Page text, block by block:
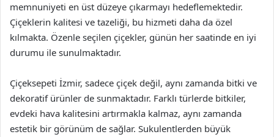
memnuniyeti en üst düzeye çıkarmayı hedeflemektedir.
Çiçeklerin kalitesi ve tazeliği, bu hizmeti daha da özel
kılmakta. Özenle seçilen çiçekler, günün her saatinde en iyi
durumu ile sunulmaktadır.
Çiçeksepeti İzmir, sadece çiçek değil, aynı zamanda bitki ve
dekoratif ürünler de sunmaktadır. Farklı türlerde bitkiler,
evdeki hava kalitesini artırmakla kalmaz, aynı zamanda
estetik bir görünüm de sağlar. Sukulentlerden büyük